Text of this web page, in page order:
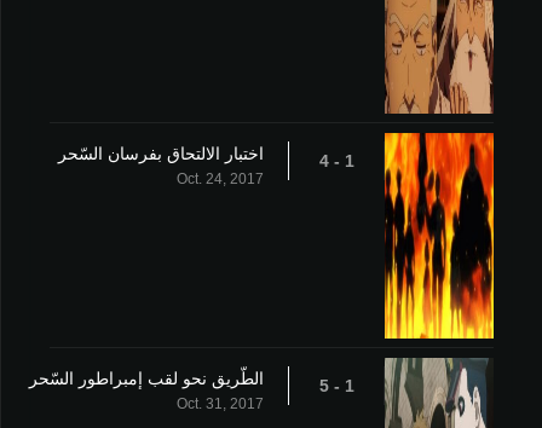
1 - 4 اختبار الالتحاق بفرسان السّحر
Oct. 24, 2017
1 - 5 الطّريق نحو لقب إمبراطور السّحر
Oct. 31, 2017